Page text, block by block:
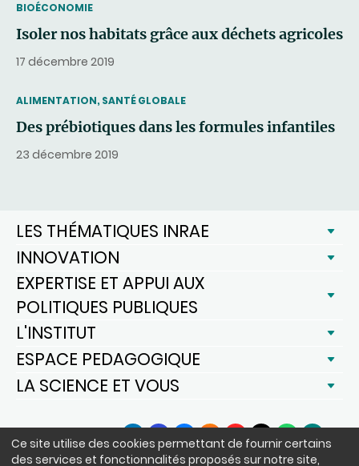
Ce site utilise des cookies permettant de fournir certains
des services et fonctionnalités proposés sur notre site,
THEMATIC
BIOÉCONOMIE
Isoler nos habitats grâce aux déchets agricoles
17 décembre 2019
THEMATIC
ALIMENTATION, SANTÉ GLOBALE
Des prébiotiques dans les formules infantiles
23 décembre 2019
LES THÉMATIQUES INRAE
INNOVATION
EXPERTISE ET APPUI AUX
POLITIQUES PUBLIQUES
L'INSTITUT
ESPACE PEDAGOGIQUE
LA SCIENCE ET VOUS
SUIVEZ-NOUS
LinkedInFacebook
BlueSkyInstagram
YouTube
X WhatsAppPodcasts